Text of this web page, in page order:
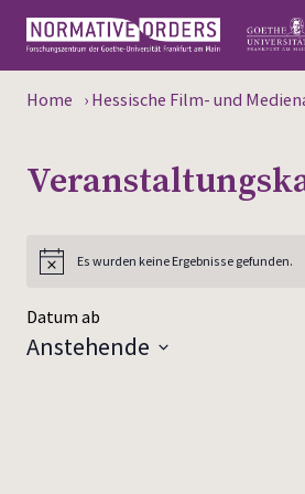
Über
Personen
Forschung
Home › Hessische Film- und
Es wurden keine Ergebnisse gefunden.
Datum ab
Anstehende